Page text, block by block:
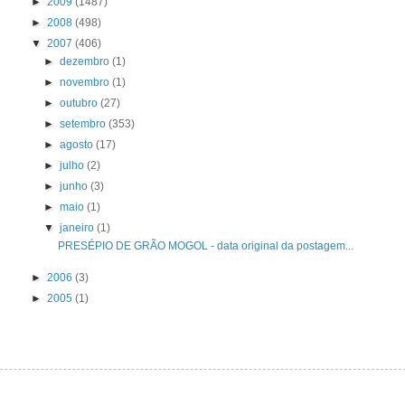
► 2008 (498)
▼ 2007 (406)
►dezembro(1)
►novembro(1)
►outubro(27)
►setembro(353)
►agosto(17)
►julho(2)
►junho(3)
►maio(1)
▼janeiro(1)
PRESÉPIO DE GRÃO MOGOL - data original da postagem...
► 2006 (3)
► 2005 (1)